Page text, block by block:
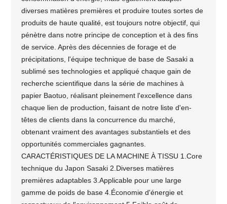
diverses matières premières et produire toutes sortes de
produits de haute qualité, est toujours notre objectif, qui
pénètre dans notre principe de conception et à des fins
de service. Après des décennies de forage et de
précipitations, l'équipe technique de base de Sasaki a
sublimé ses technologies et appliqué chaque gain de
recherche scientifique dans la série de machines à
papier Baotuo, réalisant pleinement l'excellence dans
chaque lien de production, faisant de notre liste d'en-
têtes de clients dans la concurrence du marché,
obtenant vraiment des avantages substantiels et des
opportunités commerciales gagnantes.
CARACTÉRISTIQUES DE LA MACHINE À TISSU 1.Core
technique du Japon Sasaki 2.Diverses matières
premières adaptables 3.Applicable pour une large
gamme de poids de base 4.Économie d'énergie et